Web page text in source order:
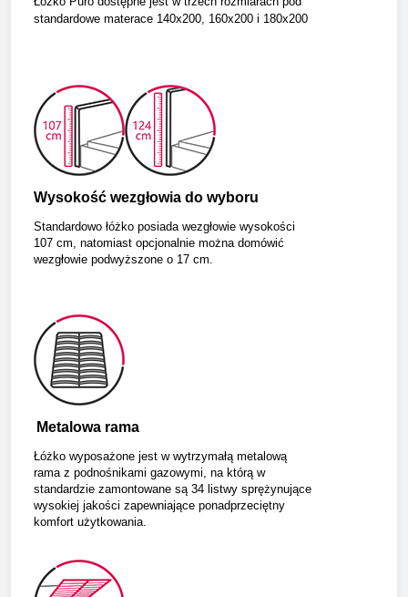
standardowe materace 140x200, 160x200 i 180x200
Wysokość wezgłowia do wyboru
Standardowo łóżko posiada wezgłowie wysokości
107 cm, natomiast opcjonalnie można domówić
wezgłowie podwyższone o 17 cm.
Metalowa rama
Łóżko wyposażone jest w wytrzymałą metalową
rama z podnośnikami gazowymi, na którą w
standardzie zamontowane są 34 listwy sprężynujące
wysokiej jakości zapewniające ponadprzeciętny
komfort użytkowania.